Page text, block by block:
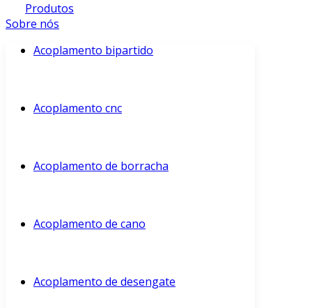
Produtos
Sobre nós
Acoplamento bipartido
Acoplamento cnc
Acoplamento de borracha
Acoplamento de cano
Acoplamento de desengate